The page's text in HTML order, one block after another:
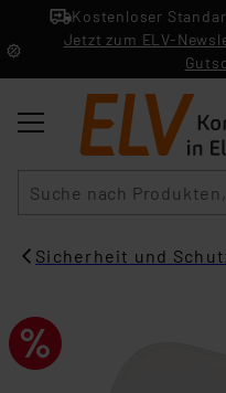
Kostenloser
Jetzt zum ELV-
Sicherheit und